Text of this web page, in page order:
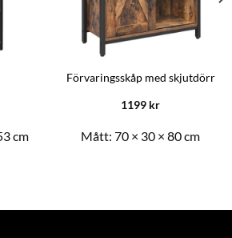
cm
Förvaringsskåp med skjutdörr
1199 kr
Mått: 70 × 30 × 80 cm